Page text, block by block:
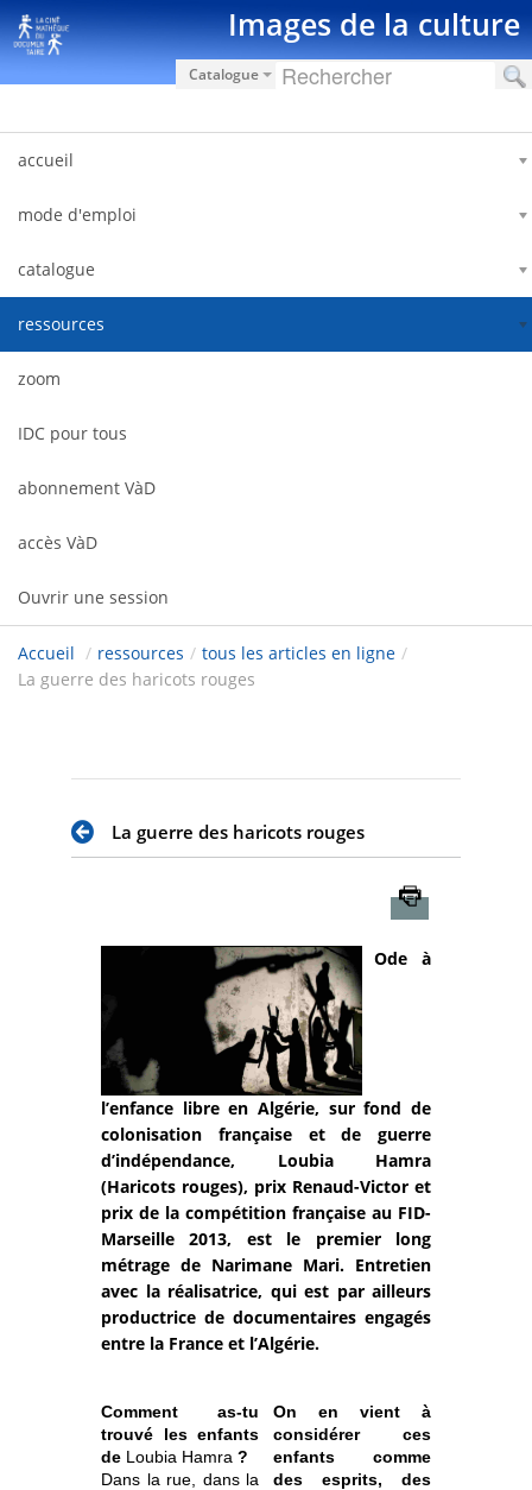
Saut au contenu Images de la culture
Catalogue
accueil
mode d'emploi
catalogue
ressources
zoom
IDC pour tous
abonnement VàD
accès VàD
Ouvrir une session
Accueil / ressources / tous les articles en ligne /
La guerre des haricots rouges
La guerre des haricots rouges
Ode à
l’enfance libre en Algérie, sur fond de
colonisation française et de guerre
d’indépendance, Loubia Hamra
(Haricots rouges), prix Renaud-Victor et
prix de la compétition française au FID-
Marseille 2013, est le premier long
métrage de Narimane Mari. Entretien
avec la réalisatrice, qui est par ailleurs
productrice de documentaires engagés
entre la France et l’Algérie.
Comment as-tu
trouvé les enfants
de Loubia Hamra ?
Dans la rue, dans la
On en vient à
considérer ces
enfants comme
des esprits, des